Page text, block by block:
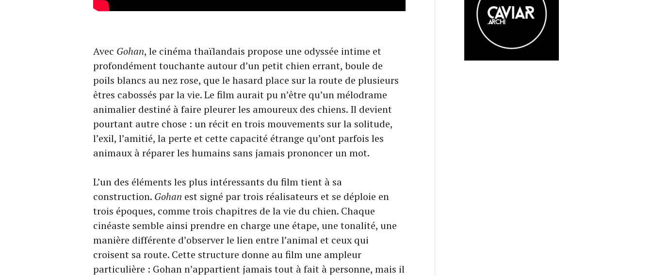
Avec Gohan, le cinéma thaïlandais propose une odyssée intime et
profondément touchante autour d’un petit chien errant, boule de
poils blancs au nez rose, que le hasard place sur la route de plusieurs
êtres cabossés par la vie. Le film aurait pu n’être qu’un mélodrame
animalier destiné à faire pleurer les amoureux des chiens. Il devient
pourtant autre chose : un récit en trois mouvements sur la solitude,
l’exil, l’amitié, la perte et cette capacité étrange qu’ont parfois les
animaux à réparer les humains sans jamais prononcer un mot.
L’un des éléments les plus intéressants du film tient à sa
construction. Gohan est signé par trois réalisateurs et se déploie en
trois époques, comme trois chapitres de la vie du chien. Chaque
cinéaste semble ainsi prendre en charge une étape, une tonalité, une
manière différente d’observer le lien entre l’animal et ceux qui
croisent sa route. Cette structure donne au film une ampleur
particulière : Gohan n’appartient jamais tout à fait à personne, mais il